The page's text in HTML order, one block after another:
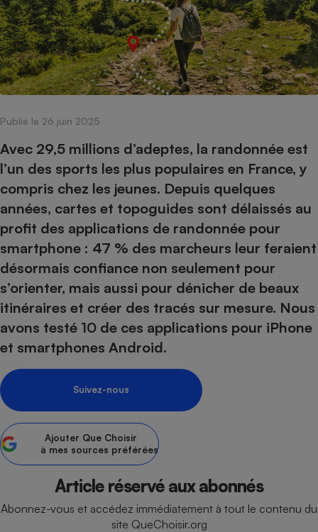
Publié le 26 juin 2025
Avec 29,5 millions d’adeptes, la randonnée est
l’un des sports les plus populaires en France, y
compris chez les jeunes. Depuis quelques
années, cartes et topoguides sont délaissés au
profit des applications de randonnée pour
smartphone : 47 % des marcheurs leur feraient
désormais confiance non seulement pour
s’orienter, mais aussi pour dénicher de beaux
itinéraires et créer des tracés sur mesure. Nous
avons testé 10 de ces applications pour iPhone
et smartphones Android.
Suivez-nous
Ajouter Que Choisir
à mes sources préférées
Article réservé aux abonnés
Abonnez-vous et accédez immédiatement à tout le contenu du
site QueChoisir.org
Sécurité - Hygiène
Supermarché - Drive
Assurance
Banque - Crédit
Epargne - Fiscalité
Mutuelle
Assurance emprunteur
Banque
Circulation routière
Contrôle technique -
Pièce détachée
Moto
Comparateur auto
Comparatif
Comparatif climatiseur
Comparatif aspirateur
Comparatif aspirateur
Comparatif cafetière
Comparatif robot cuiseur
Comparatif centrale
Gros électroménager
Petit électroménager -
Électricité - Gaz
Comparatif casque audio
Comparatif ordinateur
Comparatif ultrabook
Comparatif tablette
Image et son
Informatique
Internet
Téléphonie
Téléviseur
Crédit immobilier
Comparatif tondeuse
Aménagement
Bricolage - Jardinage
Chauffage
Produit d'entretien
Sécurité domestique
Hygiène - Beauté
Maladie - Médecine -
Système de santé -
Maison de retraite
Retraite
Choisir son fioul
Choisir son pellet
Comparateur assurance emprunteur
Energie Moins Chère Ensemble
Tous les comparateurs
Toutes les cartes interactives
Speedtest - Testez le débit de votre
connexion Internet